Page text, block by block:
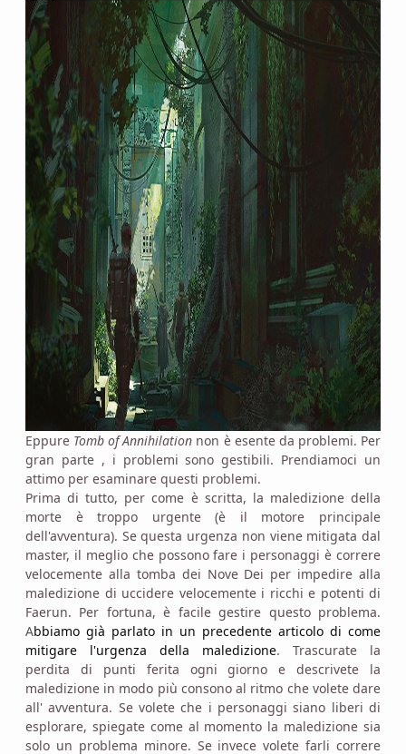
Eppure Tomb of Annihilation non è esente da problemi. Per
gran parte , i problemi sono gestibili. Prendiamoci un
attimo per esaminare questi problemi.
Prima di tutto, per come è scritta, la maledizione della
morte è troppo urgente (è il motore principale
dell'avventura). Se questa urgenza non viene mitigata dal
master, il meglio che possono fare i personaggi è correre
velocemente alla tomba dei Nove Dei per impedire alla
maledizione di uccidere velocemente i ricchi e potenti di
Faerun. Per fortuna, è facile gestire questo problema.
Abbiamo già parlato in un precedente articolo di come
mitigare l'urgenza della maledizione. Trascurate la
perdita di punti ferita ogni giorno e descrivete la
maledizione in modo più consono al ritmo che volete dare
all' avventura. Se volete che i personaggi siano liberi di
esplorare, spiegate come al momento la maledizione sia
solo un problema minore. Se invece volete farli correre